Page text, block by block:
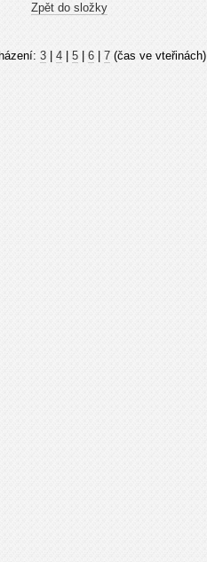
Zpět do složky
3| 4| 5| 6| 7(čas ve vteřinách)